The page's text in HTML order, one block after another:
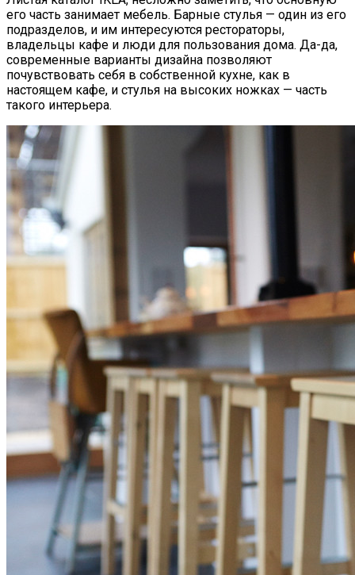
его часть занимает мебель. Барные стулья — один из его
подразделов, и им интересуются рестораторы,
владельцы кафе и люди для пользования дома. Да-да,
современные варианты дизайна позволяют
почувствовать себя в собственной кухне, как в
настоящем кафе, и стулья на высоких ножках — часть
такого интерьера.